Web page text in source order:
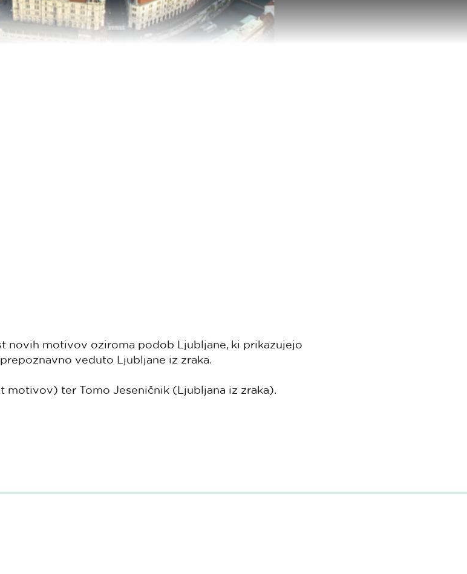
novih motivov oziroma podob Ljubljane, ki prikazujejo
veduto Ljubljane iz zraka.
ter Tomo Jeseničnik (Ljubljana iz zraka).